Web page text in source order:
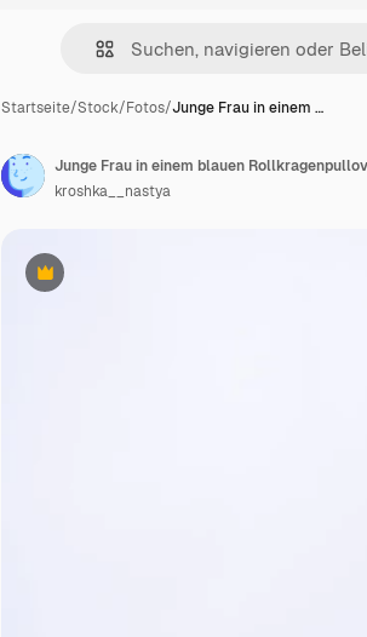
Startseite/Stock/Fotos/Junge Frau in einem …
Premium
kroshka__nastya